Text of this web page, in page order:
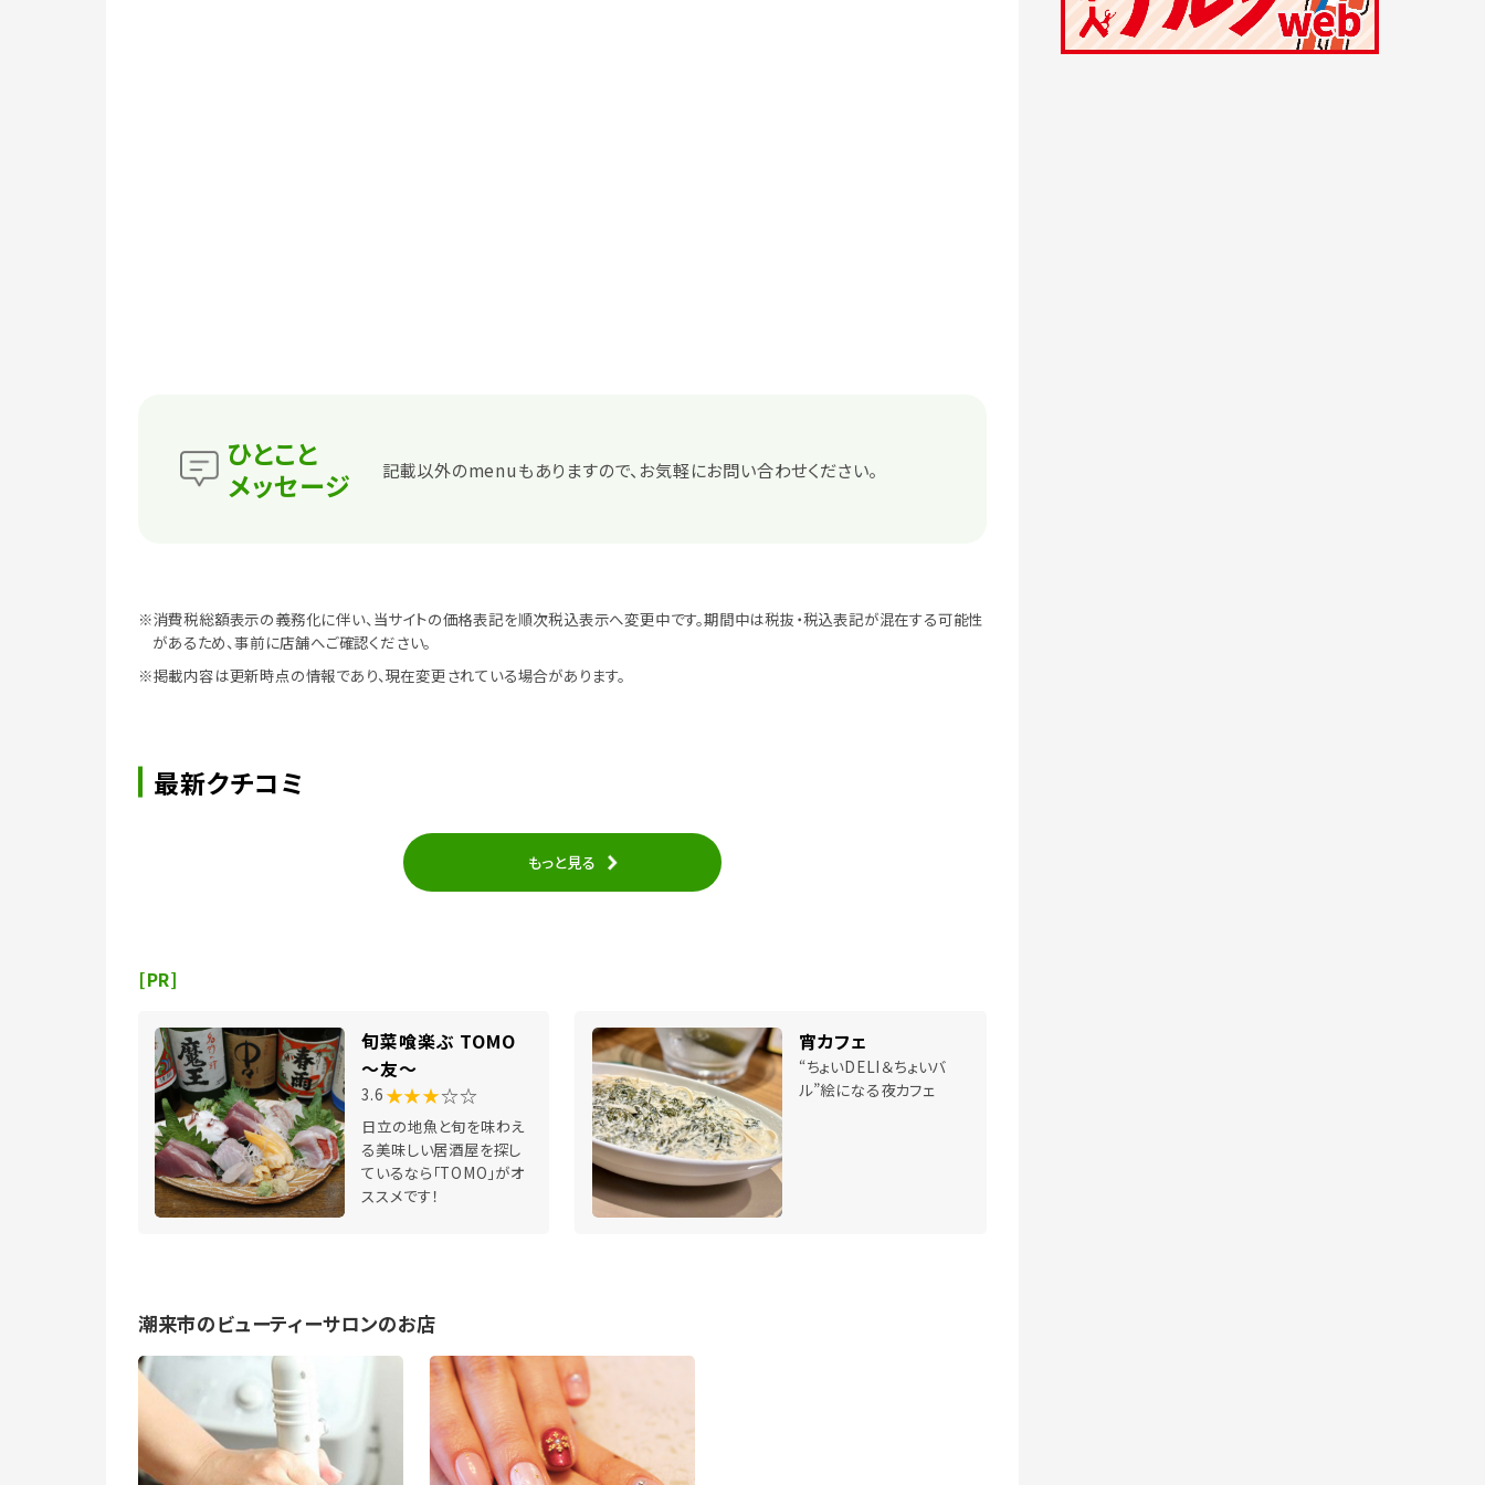
ひとこと
メッセージ
記載以外のmenuもありますので、お気軽にお問い合わせください。
※消費税総額表示の義務化に伴い、当サイトの価格表記を順次税込表示へ変更中です。期間中は税抜・税込表記が混在する可能性
があるため、事前に店舗へご確認ください。
※掲載内容は更新時点の情報であり、現在変更されている場合があります。
最新クチコミ
もっと見る
[PR]
旬菜喰楽ぶ TOMO
～友～
3.6 ★★★☆☆
日立の地魚と旬を味わえ
る美味しい居酒屋を探し
ているなら「TOMO」がオ
ススメです！
宵カフェ
“ちょいDELI＆ちょいバ
ル”絵になる夜カフェ
潮来市のビューティーサロンのお店